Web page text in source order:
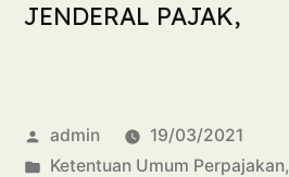
JENDERAL PAJAK,
admin
19/03/2021
Ketentuan Umum Perpajakan,